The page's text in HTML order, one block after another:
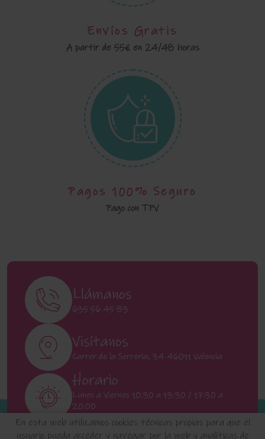
Envíos Gratis
A partir de 55€ en 24/48 horas
Pagos 100% Seguro
Pago con TPV
En esta web utilizamos cookies técnicas propias para que el
usuario pueda acceder y navegar por la web y analíticas de
Llámanos
635 56 45 83
Visítanos
Carrer de la Serrería, 34 46011 Valencia
Horario
Lunes a Viernes 10:30 a 13:30 / 17:30 a
20:00
Sábados 11:00 a 13:00